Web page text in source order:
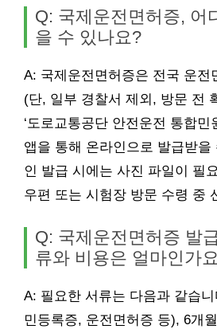
Q: 국제운전면허증, 어
을 수 있나요?
A: 국제운전면허증은 전국 운전
(단, 일부 경찰서 제외, 방문 전
‘도로교통공단 안전운전 통합민
앱을 통해 온라인으로 발급받
인 발급 시에는 사진 파일이 필
우편 또는 시험장 방문 수령 중
Q: 국제운전면허증 발
류와 비용은 얼마인가
A: 필요한 서류는 다음과 같습
민등록증, 운전면허증 등), 6개